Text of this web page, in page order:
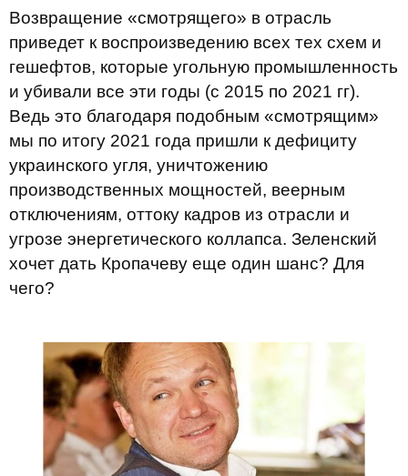
Возвращение «смотрящего» в отрасль
приведет к воспроизведению всех тех схем и
гешефтов, которые угольную промышленность
и убивали все эти годы (с 2015 по 2021 гг).
Ведь это благодаря подобным «смотрящим»
мы по итогу 2021 года пришли к дефициту
украинского угля, уничтожению
производственных мощностей, веерным
отключениям, оттоку кадров из отрасли и
угрозе энергетического коллапса. Зеленский
хочет дать Кропачеву еще один шанс? Для
чего?